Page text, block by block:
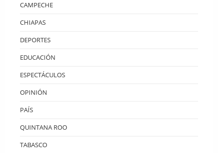
CAMPECHE
CHIAPAS
DEPORTES
EDUCACIÓN
ESPECTÁCULOS
OPINIÓN
PAÍS
QUINTANA ROO
TABASCO